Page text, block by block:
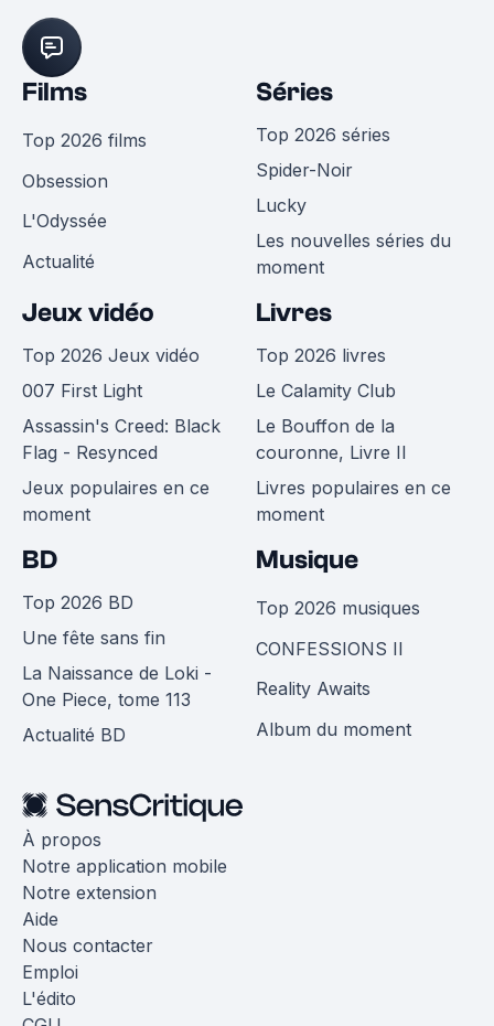
Films
Top 2026 films
Obsession
L'Odyssée
Actualité
Séries
Top 2026 séries
Spider-Noir
Lucky
Les nouvelles séries du
moment
Jeux vidéo
Top 2026 Jeux vidéo
007 First Light
Assassin's Creed: Black
Flag - Resynced
Jeux populaires en ce
moment
Livres
Top 2026 livres
Le Calamity Club
Le Bouffon de la
couronne, Livre II
Livres populaires en ce
moment
BD
Top 2026 BD
Une fête sans fin
La Naissance de Loki -
One Piece, tome 113
Actualité BD
Musique
Top 2026 musiques
CONFESSIONS II
Reality Awaits
Album du moment
À propos
Notre application mobile
Notre extension
Aide
Nous contacter
Emploi
L'édito